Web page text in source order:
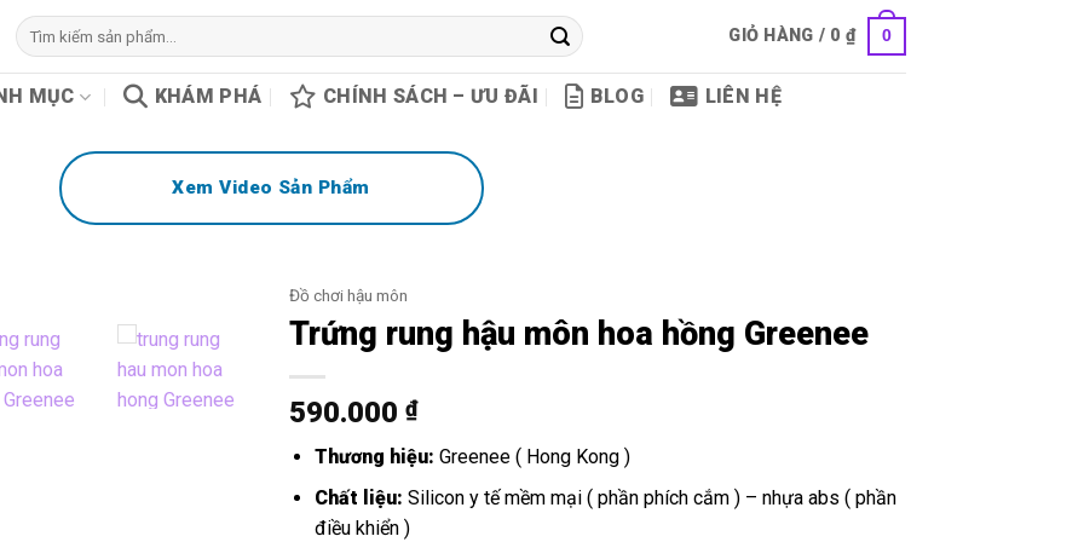
Tìm
kiếm:
GIỎ HÀNG / 0₫ 0
MỤC KHÁM PHÁ CHÍNH SÁCH – ƯU ĐÃI BLOG LIÊN HỆ
Xem Video Sản Phẩm
Đồ chơi hậu môn
Trứng rung hậu môn hoa hồng Greenee
590.000 ₫
Thương hiệu: Greenee ( Hong Kong )
Chất liệu: Silicon y tế mềm mại ( phần phích cắm ) – nhựa abs ( phần
điều khiển )